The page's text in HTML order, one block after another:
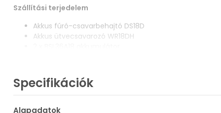
Szállítási terjedelem
Akkus fúró-csavarbehajtó DS18D
Akkus ütvecsavarozó WR18DH
Műszaki adatok
Akkus fúró-csavarbehajtó DS18DE
Fúrótokmány befogási tartomány: 1,5 - 13 mm
Specifikációk
Alapadatok